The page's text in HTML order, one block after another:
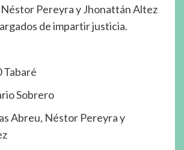
Pereyra y Jhonattán Altez
de impartir justicia.
Tabaré
Sobrero
Abreu, Néstor Pereyra y